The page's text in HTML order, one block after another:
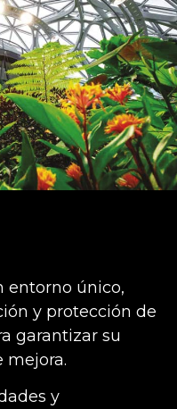
entorno único,
y protección de
garantizar su
mejora.
y